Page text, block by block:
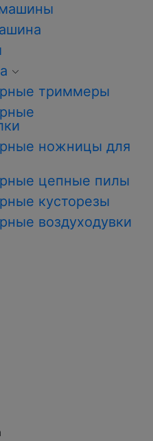
триммеры
ножницы для
цепные пилы
кусторезы
воздуходувки